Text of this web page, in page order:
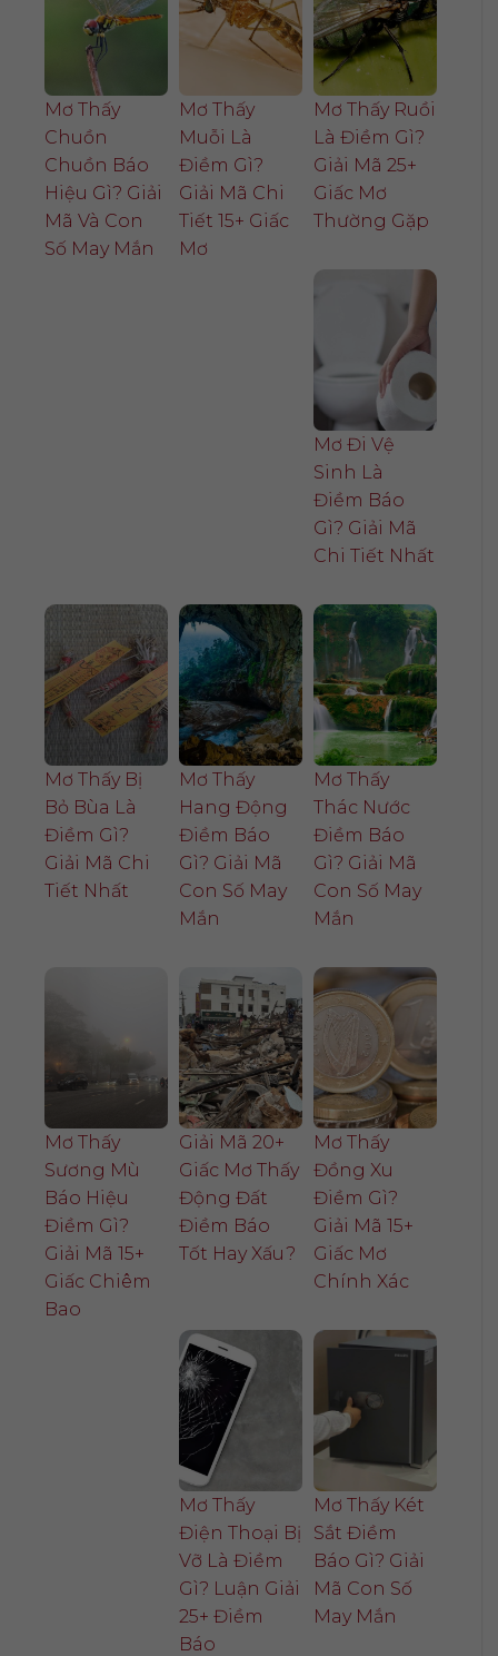
Mơ Thấy
Chuồn
Chuồn Báo
Hiệu Gì? Giải
Mã Và Con
Số May Mắn
Mơ Thấy
Muỗi Là
Điềm Gì?
Giải Mã Chi
Tiết 15+ Giấc
Mơ
Mơ Thấy Ruồi
Là Điềm Gì?
Giải Mã 25+
Giấc Mơ
Thường Gặp
Mơ Đi Vệ
Sinh Là
Điềm Báo
Gì? Giải Mã
Chi Tiết Nhất
Mơ Thấy Bị
Bỏ Bùa Là
Điềm Gì?
Giải Mã Chi
Tiết Nhất
Mơ Thấy
Hang Động
Điềm Báo
Gì? Giải Mã
Con Số May
Mắn
Mơ Thấy
Thác Nước
Điềm Báo
Gì? Giải Mã
Con Số May
Mắn
Mơ Thấy
Sương Mù
Báo Hiệu
Điềm Gì?
Giải Mã 15+
Giấc Chiêm
Bao
Giải Mã 20+
Giấc Mơ Thấy
Động Đất
Điềm Báo
Tốt Hay Xấu?
Mơ Thấy
Đồng Xu
Điềm Gì?
Giải Mã 15+
Giấc Mơ
Chính Xác
Mơ Thấy
Điện Thoại Bị
Vỡ Là Điềm
Gì? Luận Giải
25+ Điềm
Báo
Mơ Thấy Két
Sắt Điềm
Báo Gì? Giải
Mã Con Số
May Mắn